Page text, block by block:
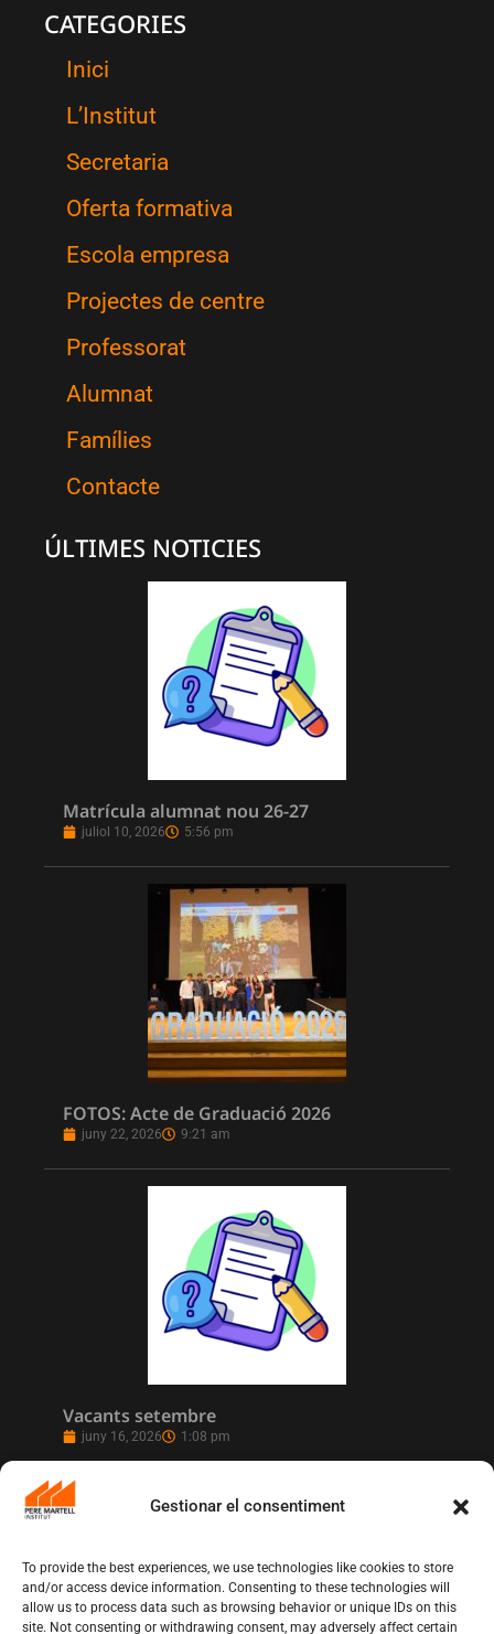
Gestionar el consentiment
To provide the best experiences, we use technologies like cookies to store
and/or access device information. Consenting to these technologies will
allow us to process data such as browsing behavior or unique IDs on this
site. Not consenting or withdrawing consent, may adversely affect certain
CATEGORIES
Inici
L’Institut
Secretaria
Oferta formativa
Escola empresa
Projectes de centre
Professorat
Alumnat
Famílies
Contacte
ÚLTIMES NOTICIES
Matrícula alumnat nou 26-27
juliol 10, 2026 5:56 pm
FOTOS: Acte de Graduació 2026
juny 22, 2026 9:21 am
Vacants setembre
juny 16, 2026 1:08 pm